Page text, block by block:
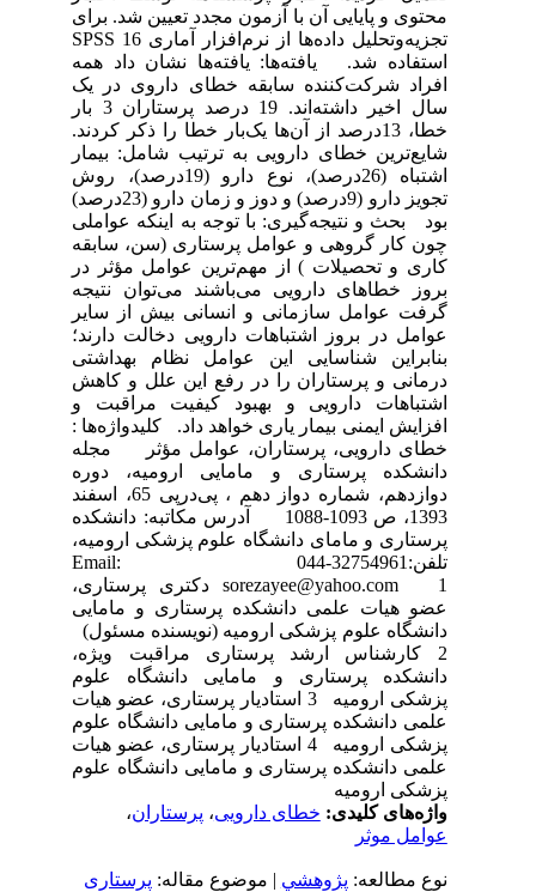
محتوی و پایایی آن با آزمون مجدد تعیین شد. برای
تجزیه‌وتحلیل داده‌ها از نرم‌افزار آماری 16 SPSS
استفاده شد. یافته‌ها: یافته‌ها نشان داد همه
افراد شرکت‌کننده سابقه خطای داروی در یک
سال اخیر داشته‌اند. 19 درصد پرستاران 3 بار
خطا، 13درصد از آن‌ها یک‌بار خطا را ذکر کردند.
شایع‌ترین خطای دارویی به ترتیب شامل: بیمار
اشتباه (26درصد)، نوع دارو (19درصد)، روش
تجویز دارو (9درصد) و دوز و زمان دارو (23درصد)
بود بحث و نتیجه‌گیری: با توجه به اینکه عواملی
چون کار گروهی و عوامل پرستاری (سن، سابقه
کاری و تحصیلات ) از مهم‌ترین عوامل مؤثر در
بروز خطاهای دارویی می‌باشند می‌توان نتیجه
گرفت عوامل سازمانی و انسانی بیش از سایر
عوامل در بروز اشتباهات دارویی دخالت دارند؛
بنابراین شناسایی این عوامل نظام بهداشتی
درمانی و پرستاران را در رفع این علل و کاهش
اشتباهات دارویی و بهبود کیفیت مراقبت و
افزایش ایمنی بیمار یاری خواهد داد. کلیدواژه‌ها :
خطای دارویی، پرستاران، عوامل مؤثر مجله
دانشکده پرستاری و مامایی ارومیه، دوره
دوازدهم، شماره دواز دهم ، پی‌درپی 65، اسفند
1393، ص 1093-1088 آدرس مکاتبه: دانشکده
پرستاری و مامای دانشگاه علوم پزشکی ارومیه،
تلفن:32754961-044 Email:
sorezayee@yahoo.com 1 دکتری پرستاری،
عضو هیات علمی دانشکده پرستاری و مامایی
دانشگاه علوم پزشکی ارومیه (نویسنده مسئول)
2 کارشناس ارشد پرستاری مراقبت ویژه،
دانشکده پرستاری و مامایی دانشگاه علوم
پزشکی ارومیه 3 استادیار پرستاری، عضو هیات
علمی دانشکده پرستاری و مامایی دانشگاه علوم
پزشکی ارومیه 4 استادیار پرستاری، عضو هیات
علمی دانشکده پرستاری و مامایی دانشگاه علوم
پزشکی ارومیه
واژه‌های کلیدی:خطای دارویی،پرستاران ،
عوامل موثر
نوع مطالعه:پژوهشي| موضوع مقاله:پرستاری